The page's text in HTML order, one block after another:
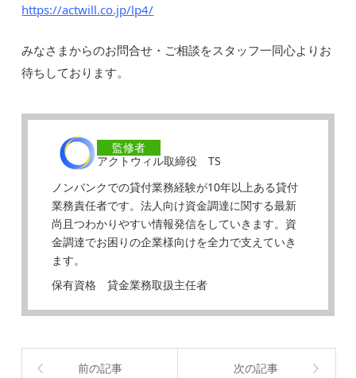
https://actwill.co.jp/lp4/
みなさまからのお問合せ・ご相談をスタッフ一同心よりお
待ちしております。
監修者
アクトウィル取締役 TS
ノンバンクでの貸付業務経験が10年以上ある貸付
業務責任者です。法人向け資金調達に関する最新
尚且つわかりやすい情報発信をしていきます。資
金調達でお困りの企業様向けを全力で支えていき
ます。
保有資格 貸金業務取扱主任者
前の記事 次の記事